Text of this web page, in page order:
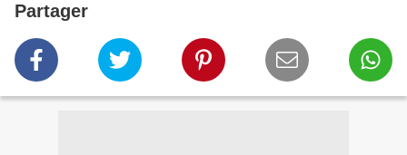
Partager